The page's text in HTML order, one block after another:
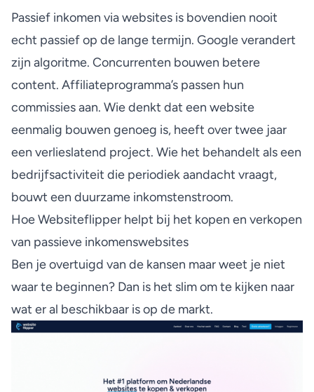
Passief inkomen via websites is bovendien nooit
echt passief op de lange termijn. Google verandert
zijn algoritme. Concurrenten bouwen betere
content. Affiliateprogramma’s passen hun
commissies aan. Wie denkt dat een website
eenmalig bouwen genoeg is, heeft over twee jaar
een verlieslatend project. Wie het behandelt als een
bedrijfsactiviteit die periodiek aandacht vraagt,
bouwt een duurzame inkomstenstroom.
Hoe Websiteflipper helpt bij het kopen en verkopen
van passieve inkomenswebsites
Ben je overtuigd van de kansen maar weet je niet
waar te beginnen? Dan is het slim om te kijken naar
wat er al beschikbaar is op de markt.